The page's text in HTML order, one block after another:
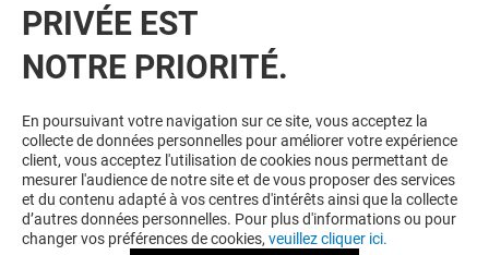
RESTER INFORMÉ
notre actualité.
Voir notre politique de protection des
données personelles.
PRIVÉE EST
NOTRE PRIORITÉ.
En poursuivant votre navigation sur ce site, vous acceptez la
collecte de données personnelles pour améliorer votre expérience
client, vous acceptez l'utilisation de cookies nous permettant de
mesurer l'audience de notre site et de vous proposer des services
et du contenu adapté à vos centres d'intérêts ainsi que la collecte
d’autres données personnelles. Pour plus d'informations ou pour
changer vos préférences de cookies, veuillez cliquer ici.